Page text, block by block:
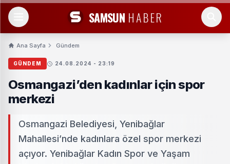
SAMSUN HABER
Ana Sayfa Gündem
GÜNDEM 24.08.2024 - 23:19
Osmangazi’den kadınlar için spor
merkezi
Osmangazi Belediyesi, Yenibağlar
Mahallesi’nde kadınlara özel spor merkezi
açıyor. Yenibağlar Kadın Spor ve Yaşam